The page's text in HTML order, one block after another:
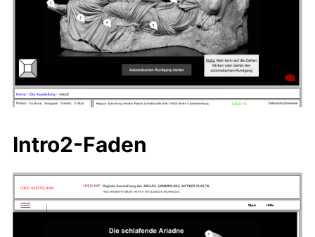
Intro2-Faden